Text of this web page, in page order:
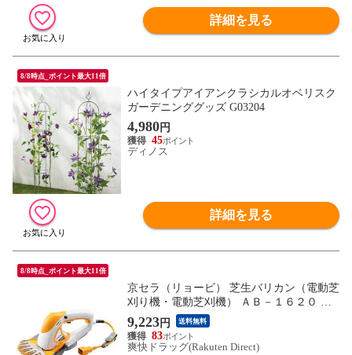
詳細を見る
8/8時点_ポイント最大11倍
ハイタイプアイアンクラシカルオベリスク
ガーデニンググッズ G03204
4,980円
45
ディノス
詳細を見る
8/8時点_ポイント最大11倍
京セラ（リョービ） 芝生バリカン（電動芝
刈り機・電動芝刈機） ＡＢ－１６２０ ６
９３９５１Ａ （１個）
9,223円 送料無料
83
爽快ドラッグ(Rakuten Direct)